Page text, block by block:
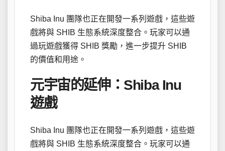
Shiba Inu 團隊也正在開發一系列遊戲，這些遊
戲將與 SHIB 生態系統深度整合。玩家可以通
過玩遊戲獲得 SHIB 獎勵，進一步提升 SHIB
的價值和用途。
元宇宙的延伸：Shiba Inu
遊戲
Shiba Inu 團隊也正在開發一系列遊戲，這些遊
戲將與 SHIB 生態系統深度整合。玩家可以通